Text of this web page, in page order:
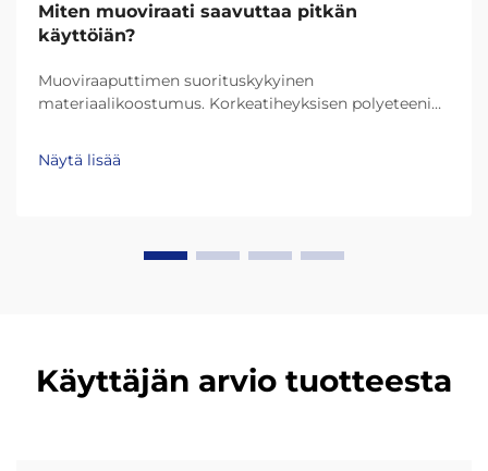
Miten muoviraati saavuttaa pitkän
käyttöiän?
Muoviraaputtimen suorituskykyinen
materiaalikoostumus. Korkeatiheyksisen polyeteenin
polyeteenin (UHMW-PE) rooli kestävyydessä.
Nykypäivän muoviraaputtimet kestävät paljon
Näytä lisää
Käyttäjän arvio tuotteesta